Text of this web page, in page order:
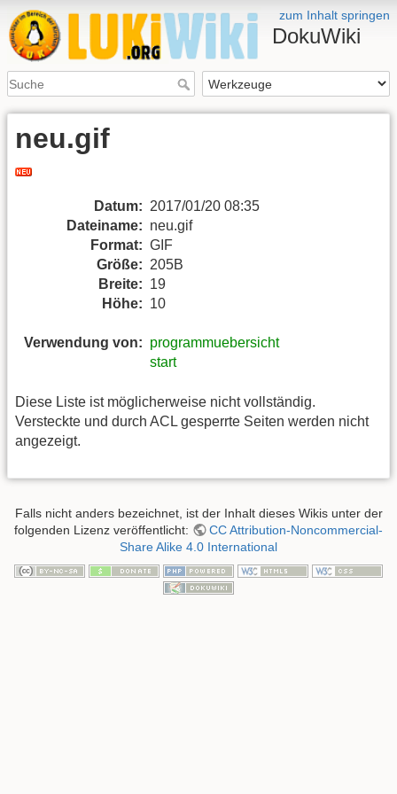
zum Inhalt springen
DokuWiki
neu.gif
Datum: 2017/01/20 08:35
Dateiname: neu.gif
Format: GIF
Größe: 205B
Breite: 19
Höhe: 10
Verwendung von: programmuebersicht
start
Diese Liste ist möglicherweise nicht vollständig.
Versteckte und durch ACL gesperrte Seiten werden nicht
angezeigt.
Falls nicht anders bezeichnet, ist der Inhalt dieses Wikis unter der
folgenden Lizenz veröffentlicht:
CC Attribution-Noncommercial-
Share Alike 4.0 International